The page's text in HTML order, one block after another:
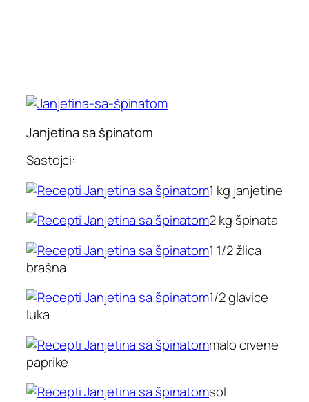
Janjetina sa špinatom
Sastojci:
1 kg janjetine
2 kg špinata
1 1/2 žlica
brašna
1/2 glavice
luka
malo crvene
paprike
sol